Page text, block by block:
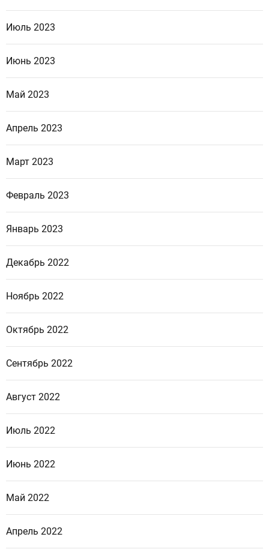
Июль 2023
Июнь 2023
Май 2023
Апрель 2023
Март 2023
Февраль 2023
Январь 2023
Декабрь 2022
Ноябрь 2022
Октябрь 2022
Сентябрь 2022
Август 2022
Июль 2022
Июнь 2022
Май 2022
Апрель 2022